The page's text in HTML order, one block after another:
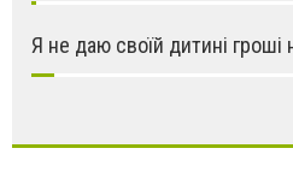
Я не даю своїй дитині гроші